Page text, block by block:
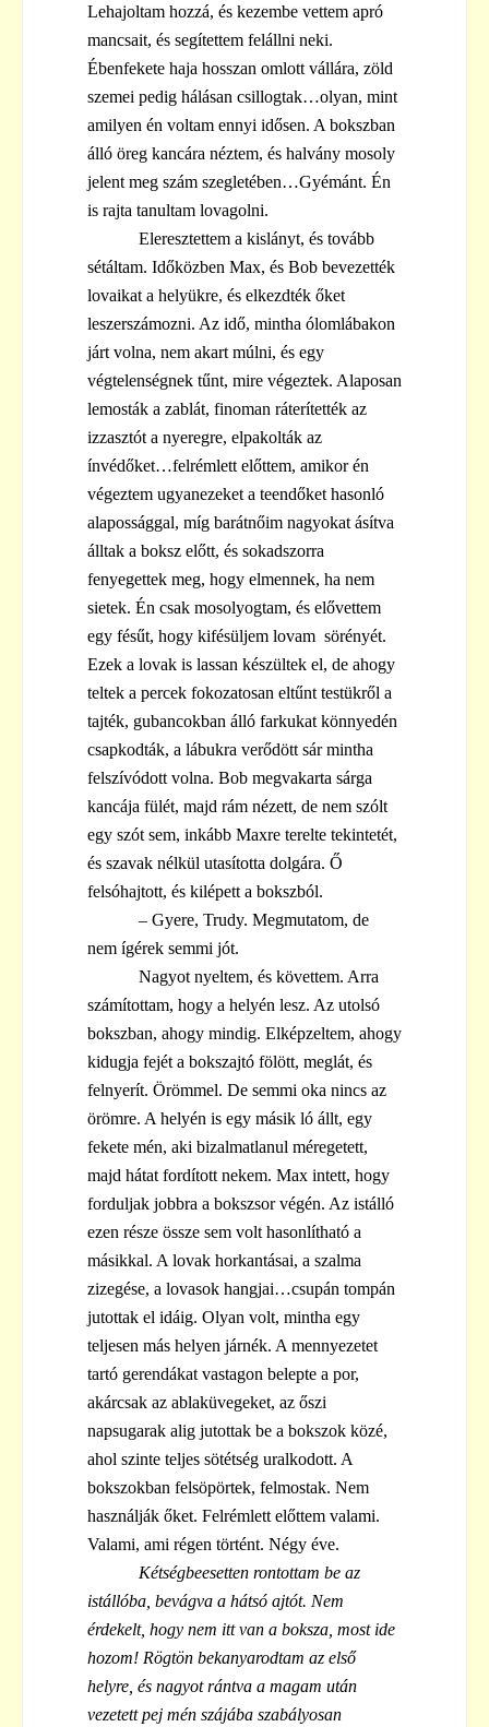
Lehajoltam hozzá, és kezembe vettem apró
mancsait, és segítettem felállni neki.
Ébenfekete haja hosszan omlott vállára, zöld
szemei pedig hálásan csillogtak…olyan, mint
amilyen én voltam ennyi idősen. A bokszban
álló öreg kancára néztem, és halvány mosoly
jelent meg szám szegletében…Gyémánt. Én
is rajta tanultam lovagolni.
Eleresztettem a kislányt, és tovább
sétáltam. Időközben Max, és Bob bevezették
lovaikat a helyükre, és elkezdték őket
leszerszámozni. Az idő, mintha ólomlábakon
járt volna, nem akart múlni, és egy
végtelenségnek tűnt, mire végeztek. Alaposan
lemosták a zablát, finoman ráterítették az
izzasztót a nyeregre, elpakolták az
ínvédőket…felrémlett előttem, amikor én
végeztem ugyanezeket a teendőket hasonló
alapossággal, míg barátnőim nagyokat ásítva
álltak a boksz előtt, és sokadszorra
fenyegettek meg, hogy elmennek, ha nem
sietek. Én csak mosolyogtam, és elővettem
egy fésűt, hogy kifésüljem lovam sörényét.
Ezek a lovak is lassan készültek el, de ahogy
teltek a percek fokozatosan eltűnt testükről a
tajték, gubancokban álló farkukat könnyedén
csapkodták, a lábukra verődött sár mintha
felszívódott volna. Bob megvakarta sárga
kancája fülét, majd rám nézett, de nem szólt
egy szót sem, inkább Maxre terelte tekintetét,
és szavak nélkül utasította dolgára. Ő
felsóhajtott, és kilépett a bokszból.
– Gyere, Trudy. Megmutatom, de
nem ígérek semmi jót.
Nagyot nyeltem, és követtem. Arra
számítottam, hogy a helyén lesz. Az utolsó
bokszban, ahogy mindig. Elképzeltem, ahogy
kidugja fejét a bokszajtó fölött, meglát, és
felnyerít. Örömmel. De semmi oka nincs az
örömre. A helyén is egy másik ló állt, egy
fekete mén, aki bizalmatlanul méregetett,
majd hátat fordított nekem. Max intett, hogy
forduljak jobbra a bokszsor végén. Az istálló
ezen része össze sem volt hasonlítható a
másikkal. A lovak horkantásai, a szalma
zizegése, a lovasok hangjai…csupán tompán
jutottak el idáig. Olyan volt, mintha egy
teljesen más helyen járnék. A mennyezetet
tartó gerendákat vastagon belepte a por,
akárcsak az ablaküvegeket, az őszi
napsugarak alig jutottak be a bokszok közé,
ahol szinte teljes sötétség uralkodott. A
bokszokban felsöpörtek, felmostak. Nem
használják őket. Felrémlett előttem valami.
Valami, ami régen történt. Négy éve.
Kétségbeesetten rontottam be az
istállóba, bevágva a hátsó ajtót. Nem
érdekelt, hogy nem itt van a boksza, most ide
hozom! Rögtön bekanyarodtam az első
helyre, és nagyot rántva a magam után
vezetett pej mén szájába szabályosan